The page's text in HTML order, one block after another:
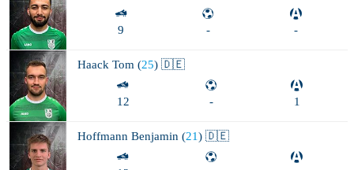
9 - -
Haack Tom (25) 🇩🇪
12 - 1
Hoffmann Benjamin (21) 🇩🇪